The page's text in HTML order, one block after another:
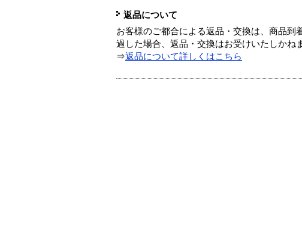
返品について
お客様のご都合による返品・交換は、商品到
過した場合、返品・交換はお受けいたしかね
⇒返品について詳しくはこちら